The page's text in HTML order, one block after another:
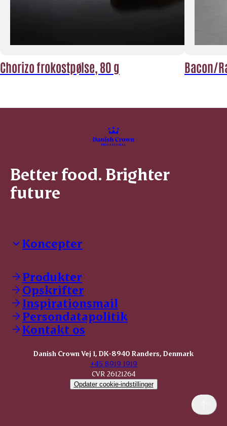
Chorizo frokostpølse, 80 g Bacon/
Better food. Brighter
future
Koncepter
Dyrbar
GØL
Tulip
Friland
Dansk Kødkvæg
STOLT
Dansk Kalv
KOMBI Hak
Produkter
Opskrifter
Inspirationsmail
Persondatapolitik
Kontakt os
Danish Crown Vej 1, DK-8940 Randers, Denmark
+45 8919 1919
CVR 26121264
Opdater cookie-indstillinger